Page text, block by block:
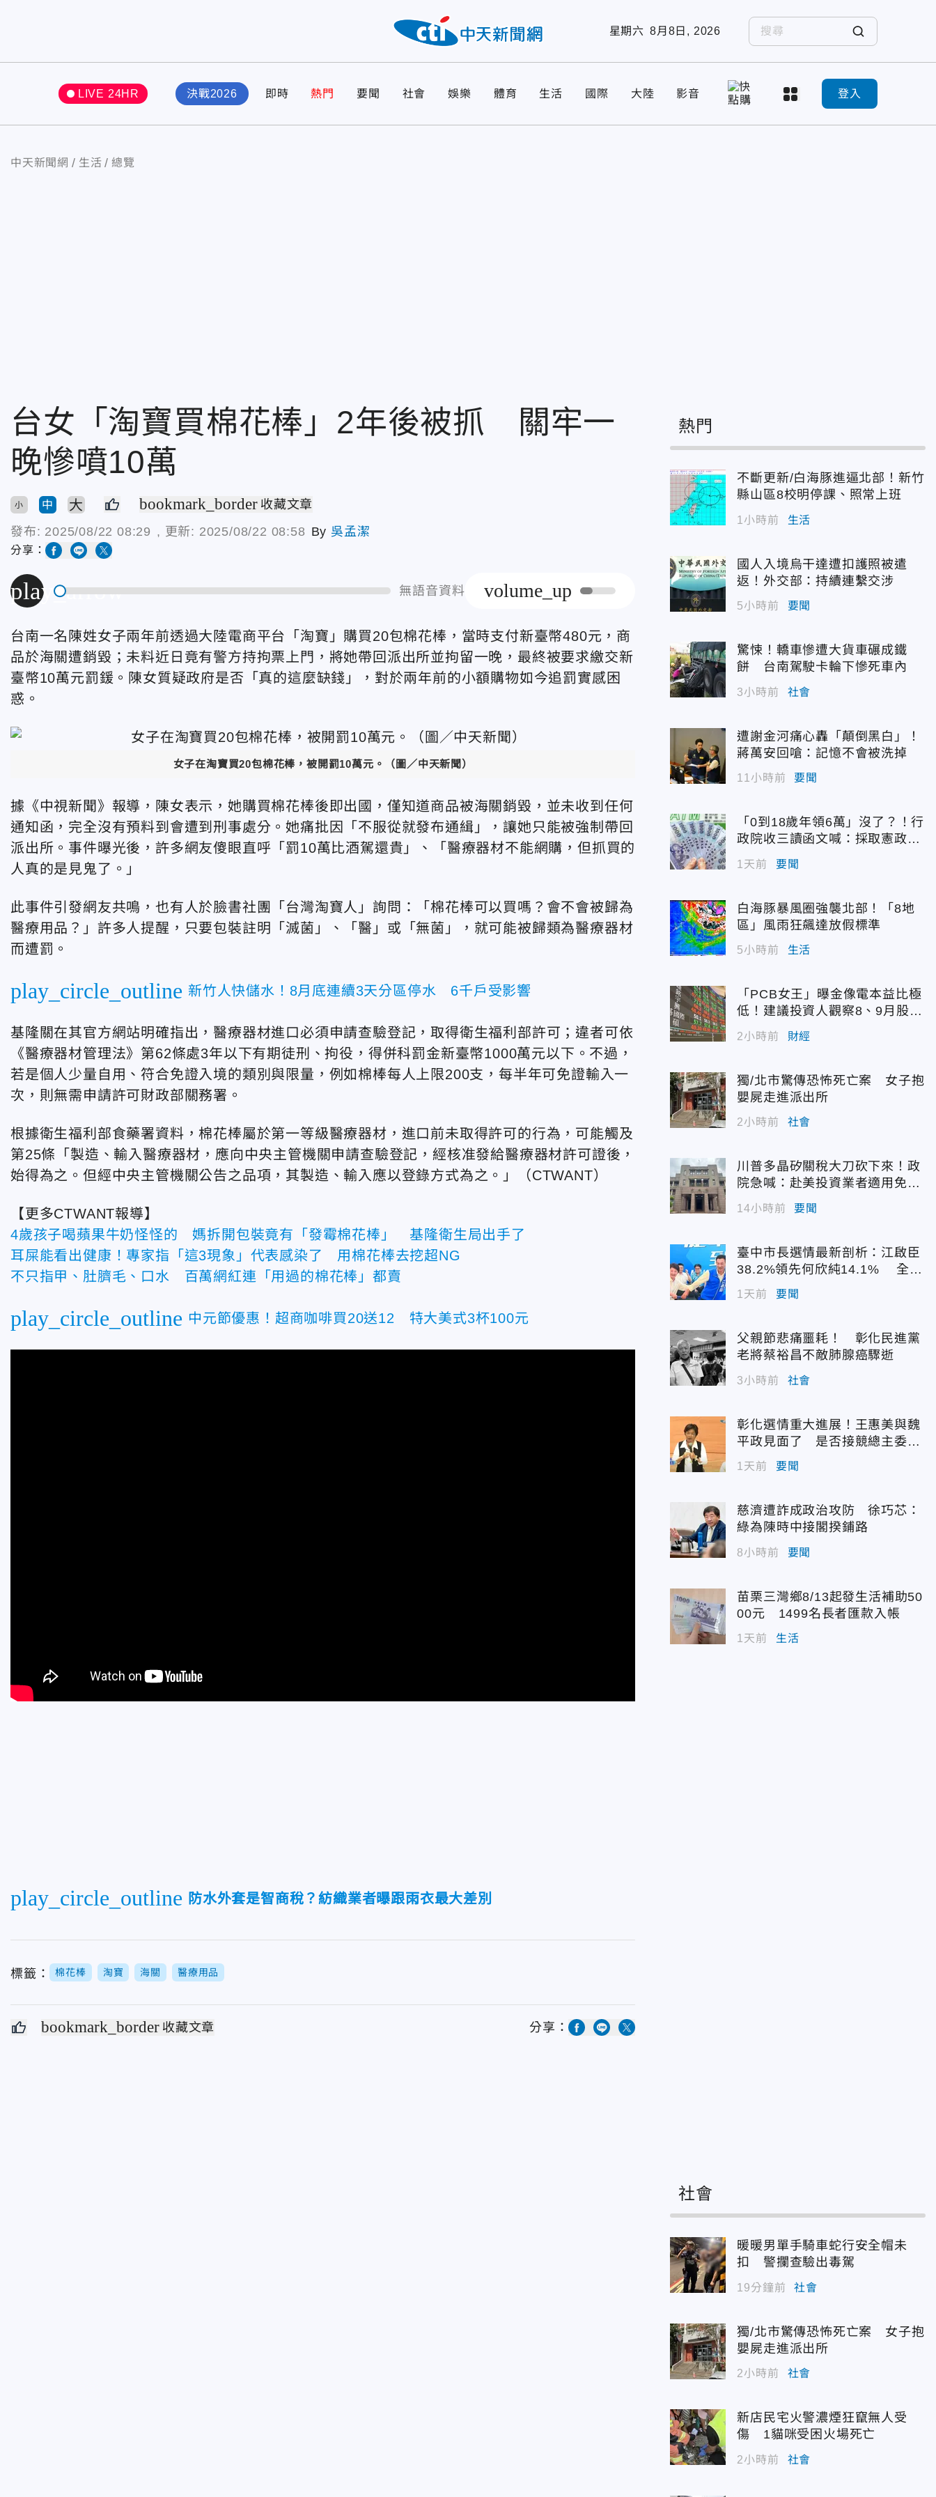
星期六 8月8日, 2026
LIVE 24HR 決戰2026 即時 熱門 要聞 社會 娛樂 體育 生活 國際 大陸 影音 登入
中天新聞網 生活 總覽
台女「淘寶買棉花棒」2年後被抓 關牢一
晚慘噴10萬
小 中 大 bookmark_border 收藏文章
發布: 2025/08/22 08:29 , 更新: 2025/08/22 08:58 By 吳孟潔
分享：
play_arrow 無語音資料 volume_up
台南一名陳姓女子兩年前透過大陸電商平台「淘寶」購買20包棉花棒，當時支付新臺幣480元，商
品於海關遭銷毀；未料近日竟有警方持拘票上門，將她帶回派出所並拘留一晚，最終被要求繳交新
臺幣10萬元罰鍰。陳女質疑政府是否「真的這麼缺錢」，對於兩年前的小額購物如今追罰實感困
惑。
女子在淘寶買20包棉花棒，被開罰10萬元 。（圖／中天新聞）
據《中視新聞》報導，陳女表示，她購買棉花棒後即出國，僅知道商品被海關銷毀，並未收到任何
通知函，完全沒有預料到會遭到刑事處分。她痛批因「不服從就發布通緝」，讓她只能被強制帶回
派出所。事件曝光後，許多網友傻眼直呼「罰10萬比酒駕還貴」、「醫療器材不能網購，但抓買的
人真的是見鬼了。」
此事件引發網友共鳴，也有人於臉書社團「台灣淘寶人」詢問：「棉花棒可以買嗎？會不會被歸為
醫療用品？」許多人提醒，只要包裝註明「滅菌」、「醫」或「無菌」，就可能被歸類為醫療器材
而遭罰。
play_circle_outline 新竹人快儲水！8月底連續3天分區停水 6千戶受影響
基隆關在其官方網站明確指出，醫療器材進口必須申請查驗登記，取得衛生福利部許可；違者可依
《醫療器材管理法》第62條處3年以下有期徒刑、拘役，得併科罰金新臺幣1000萬元以下。不過，
若是個人少量自用、符合免證入境的類別與限量，例如棉棒每人上限200支，每半年可免證輸入一
次，則無需申請許可財政部關務署。
根據衛生福利部食藥署資料，棉花棒屬於第一等級醫療器材，進口前未取得許可的行為，可能觸及
第25條「製造、輸入醫療器材，應向中央主管機關申請查驗登記，經核准發給醫療器材許可證後，
始得為之。但經中央主管機關公告之品項，其製造、輸入應以登錄方式為之。」（CTWANT）
【更多CTWANT報導】
4歲孩子喝蘋果牛奶怪怪的 媽拆開包裝竟有「發霉棉花棒」 基隆衛生局出手了
耳屎能看出健康！專家指「這3現象」代表感染了 用棉花棒去挖超NG
不只指甲、肚臍毛、口水 百萬網紅連「用過的棉花棒」都賣
play_circle_outline 中元節優惠！超商咖啡買20送12 特大美式3杯100元
play_circle_outline 防水外套是智商稅？紡織業者曝跟雨衣最大差別
標籤： 棉花棒 淘寶 海關 醫療用品
bookmark_border 收藏文章 分享：
熱門
不斷更新/白海豚進逼北部！新竹
縣山區8校明停課、照常上班
1小時前 生活
國人入境烏干達遭扣護照被遣
返！外交部：持續連繫交涉
5小時前 要聞
驚悚！轎車慘遭大貨車碾成鐵
餅 台南駕駛卡輪下慘死車內
3小時前 社會
遭謝金河痛心轟「顛倒黑白」！
蔣萬安回嗆：記憶不會被洗掉
11小時前 要聞
「0到18歲年領6萬」沒了？！行
政院收三讀函文喊：採取憲政作
1天前 要聞
白海豚暴風圈強襲北部！「8地
區」風雨狂飆達放假標準
5小時前 生活
「PCB女王」曝金像電本益比極
低！建議投資人觀察8、9月股價
再布局
2小時前 財經
獨/北市驚傳恐怖死亡案 女子抱
嬰屍走進派出所
2小時前 社會
川普多晶矽關稅大刀砍下來！政
院急喊：赴美投資業者適用免稅
配額
14小時前 要聞
臺中市長選情最新剖析：江啟臣
38.2%領先何欣純14.1% 全世
代支持度全面居首
1天前 要聞
父親節悲痛噩耗！ 彰化民進黨
老將蔡裕昌不敵肺腺癌驟逝
3小時前 社會
彰化選情重大進展！王惠美與魏
平政見面了 是否接競總主委態
度曝光
1天前 要聞
慈濟遭詐成政治攻防 徐巧芯：
綠為陳時中接閣揆鋪路
8小時前 要聞
苗栗三灣鄉8/13起發生活補助50
00元 1499名長者匯款入帳
1天前 生活
社會
暖暖男單手騎車蛇行安全帽未
扣 警攔查驗出毒駕
19分鐘前 社會
獨/北市驚傳恐怖死亡案 女子抱
嬰屍走進派出所
2小時前 社會
新店民宅火警濃煙狂竄無人受
傷 1貓咪受困火場死亡
2小時前 社會